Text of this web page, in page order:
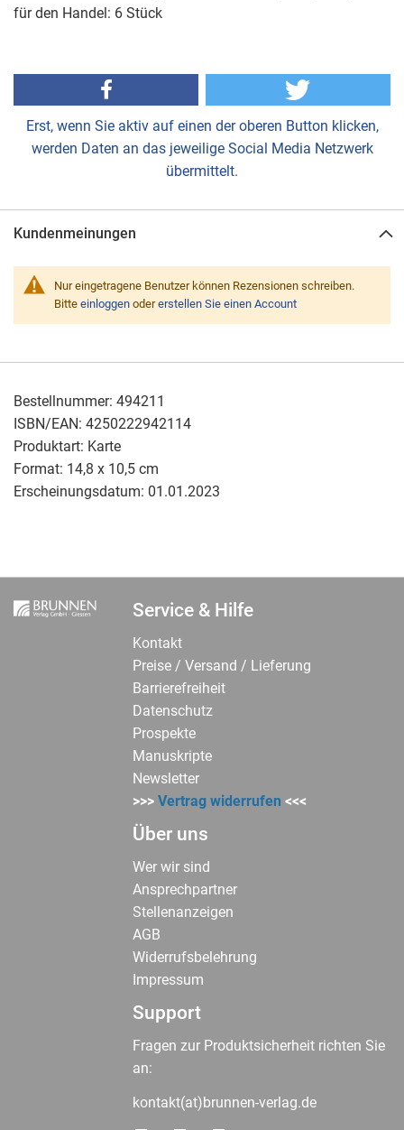
Bestellnummer: 494211
ISBN/EAN: 4250222942114
Produktart: Karte
Format: 14,8 x 10,5 cm
Erscheinungsdatum: 01.01.2023
für den Handel: 6 Stück
Erst, wenn Sie aktiv auf einen der oberen Button klicken,
werden Daten an das jeweilige Social Media Netzwerk
übermittelt.
Kundenmeinungen
Nur eingetragene Benutzer können Rezensionen schreiben.
Bitte einloggen odererstellen Sie einen Account
Service & Hilfe
Kontakt
Preise / Versand / Lieferung
Barrierefreiheit
Datenschutz
Prospekte
Manuskripte
Newsletter
>>>Vertrag widerrufen <<<
Über uns
Wer wir sind
Ansprechpartner
Stellenanzeigen
AGB
Widerrufsbelehrung
Impressum
Support
Fragen zur Produktsicherheit richten Sie
an:
kontakt(at)brunnen-verlag.de